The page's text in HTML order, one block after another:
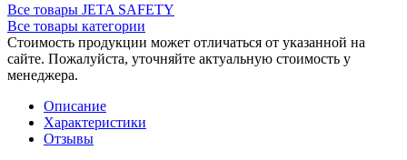
Все товары JETA SAFETY
Все товары категории
Стоимость продукции может отличаться от указанной на
сайте. Пожалуйста, уточняйте актуальную стоимость у
менеджера.
Описание
Характеристики
Отзывы